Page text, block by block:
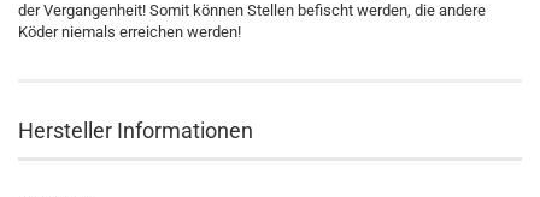
der Vergangenheit! Somit können Stellen befischt werden, die andere
Köder niemals erreichen werden!
Hersteller Informationen